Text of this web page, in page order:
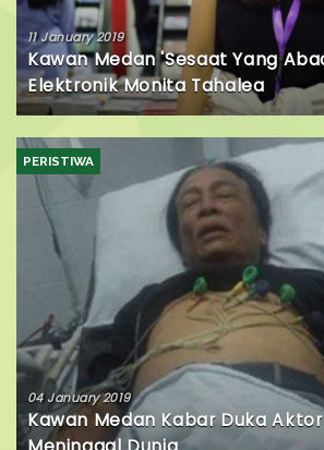
11 January 2019
Kawan Medan 'Sesaat Yang
Elektronik Monita Tahalea
PERISTIWA
04 January 2019
Kawan Medan Kabar Duka